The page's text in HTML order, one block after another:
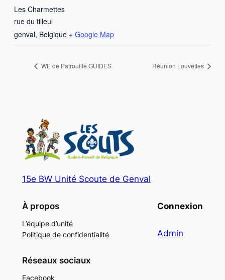
Les Charmettes
rue du tilleul
genval, Belgique + Google Map
WE de Patrouille GUIDES Réunion Louvettes
15e BW Unité Scoute de Genval
À propos
L’équipe d’unité
Politique de confidentialité
Connexion
Admin
Réseaux sociaux
Facebook